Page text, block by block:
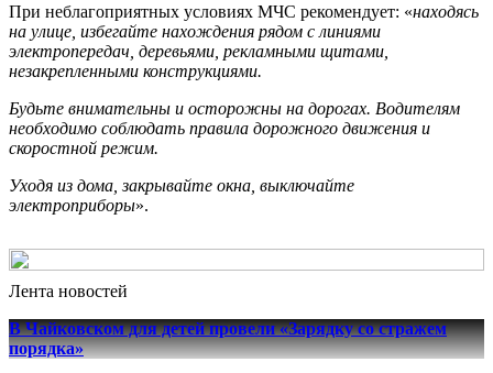
При неблагоприятных условиях МЧС рекомендует: «находясь
на улице, избегайте нахождения рядом с линиями
электропередач, деревьями, рекламными щитами,
незакрепленными конструкциями.
Будьте внимательны и осторожны на дорогах. Водителям
необходимо соблюдать правила дорожного движения и
скоростной режим.
Уходя из дома, закрывайте окна, выключайте
электроприборы».
Лента новостей
В Чайковском для детей провели «Зарядку со стражем
порядка»